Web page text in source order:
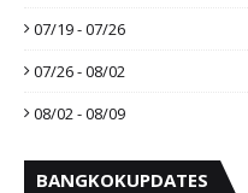
07/19 - 07/26
07/26 - 08/02
08/02 - 08/09
BANGKOKUPDATES